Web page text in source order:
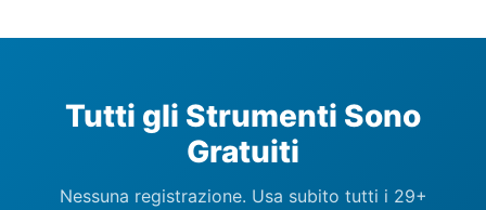
Tutti gli Strumenti Sono
Gratuiti
Nessuna registrazione. Usa subito tutti i 29+